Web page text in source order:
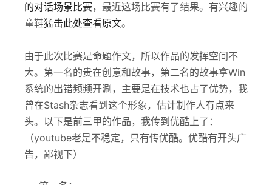
的对话场景比赛，最近这场比赛有了结果。有兴趣的
童鞋猛击此处查看原文。
由于此次比赛是命题作文，所以作品的发挥空间不
大。第一名的贵在创意和故事，第二名的故事拿Win
系统的出错频频开涮，主要是在技术也占了优势，我
曾在Stash杂志看到这个形象，估计制作人有点来
头。以下是前三甲的作品，我传到优酷上了：
（youtube老是不稳定，只有传优酷。优酷有开头广
告，鄙视下）